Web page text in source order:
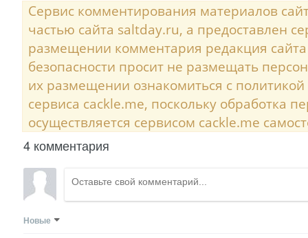
Сервис комментирования материалов
частью сайта saltday.ru, а предоставлен
размещении комментария редакция
безопасности просит не размещать
их размещении ознакомиться с
сервиса cackle.me, поскольку обработка
осуществляется сервисом cackle.me
4 комментария
Новые